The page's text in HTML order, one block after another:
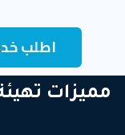
اطلب
مميزات